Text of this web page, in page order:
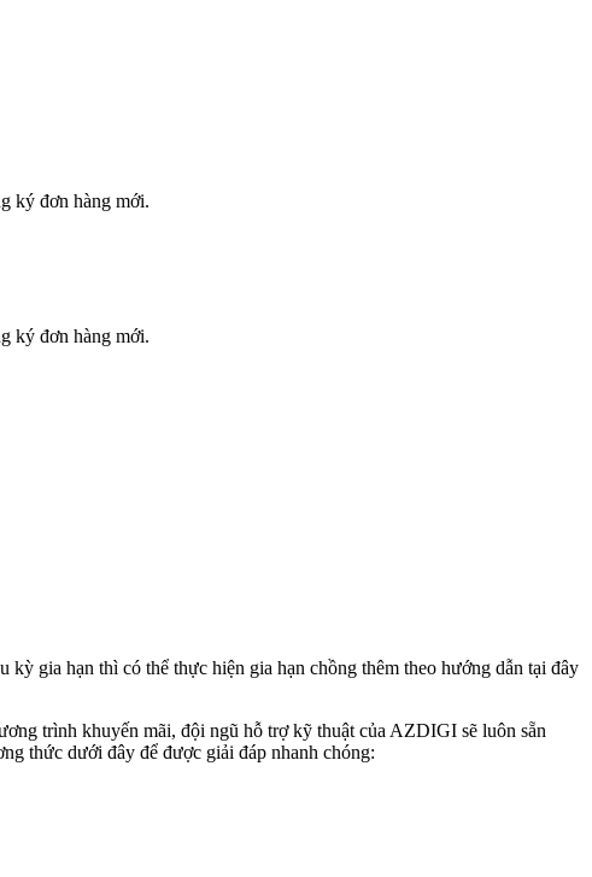
ký đơn hàng mới.
ký đơn hàng mới.
gia hạn thì có thể thực hiện gia hạn chồng thêm theo hướng dẫn tại đây
trình khuyến mãi, đội ngũ hỗ trợ kỹ thuật của AZDIGI sẽ luôn sẵn
thức dưới đây để được giải đáp nhanh chóng: